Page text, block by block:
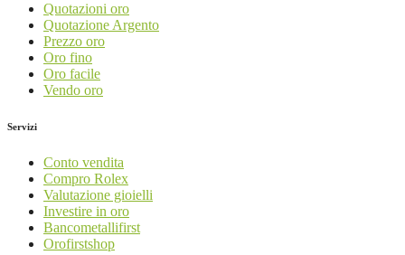
Quotazioni oro
Quotazione Argento
Prezzo oro
Oro fino
Oro facile
Vendo oro
Servizi
Conto vendita
Compro Rolex
Valutazione gioielli
Investire in oro
Bancometallifirst
Orofirstshop